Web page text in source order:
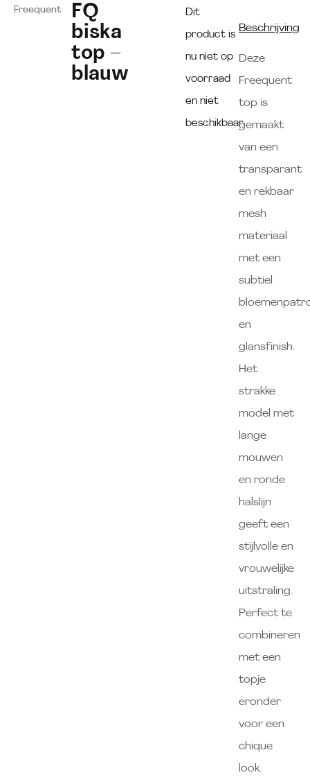
Freequent
FQ
biska
top –
blauw
Dit
product is
nu niet op
voorraad
en niet
beschikbaar.
Beschrijving
Deze
Freequent
top is
gemaakt
van een
transparant
en rekbaar
mesh
materiaal
met een
subtiel
en
glansfinish.
Het
strakke
model met
lange
mouwen
en ronde
halslijn
geeft een
stijlvolle en
vrouwelijke
uitstraling.
Perfect te
combineren
met een
topje
eronder
voor een
chique
look.